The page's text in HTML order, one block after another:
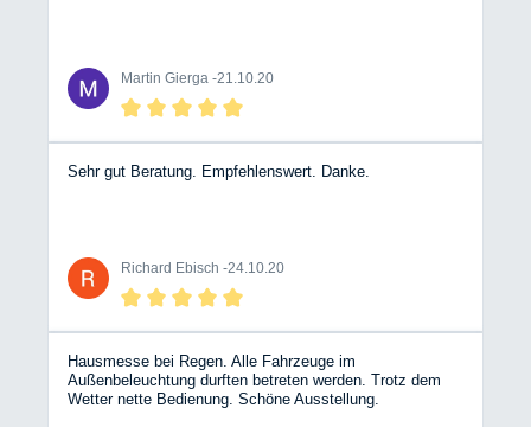
Martin Gierga -21.10.20
Sehr gut Beratung. Empfehlenswert. Danke.
Richard Ebisch -24.10.20
Hausmesse bei Regen. Alle Fahrzeuge im
Außenbeleuchtung durften betreten werden. Trotz dem
Wetter nette Bedienung. Schöne Ausstellung.